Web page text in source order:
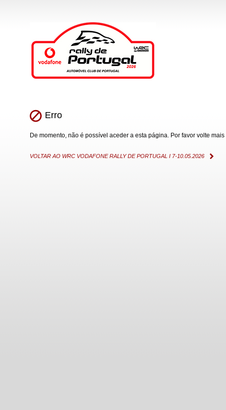
Erro
De momento, não é possível aceder a esta página. Por favor volte mais
VOLTAR AO WRC VODAFONE RALLY DE PORTUGAL I 7-10.05.2026